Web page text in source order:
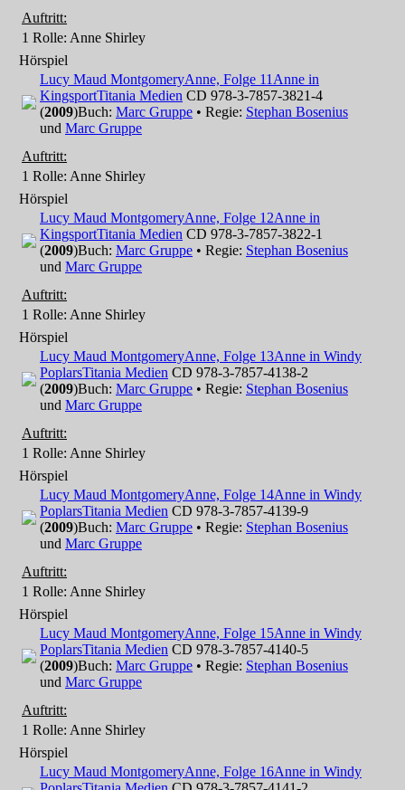
Auftritt:
1 Rolle: Anne Shirley
Hörspiel
Lucy Maud MontgomeryAnne, Folge 11 Anne in
KingsportTitania Medien CD 978-3-7857-3821-4
(2009)Buch: Marc Gruppe • Regie: Stephan Bosenius
und Marc Gruppe
Auftritt:
1 Rolle: Anne Shirley
Hörspiel
Lucy Maud MontgomeryAnne, Folge 12Anne in
KingsportTitania Medien CD 978-3-7857-3822-1
(2009)Buch: Marc Gruppe • Regie: Stephan Bosenius
und Marc Gruppe
Auftritt:
1 Rolle: Anne Shirley
Hörspiel
Lucy Maud MontgomeryAnne, Folge 13Anne in Windy
PoplarsTitania Medien CD 978-3-7857-4138-2
(2009)Buch: Marc Gruppe • Regie: Stephan Bosenius
und Marc Gruppe
Auftritt:
1 Rolle: Anne Shirley
Hörspiel
Lucy Maud MontgomeryAnne, Folge 14Anne in Windy
PoplarsTitania Medien CD 978-3-7857-4139-9
(2009)Buch: Marc Gruppe • Regie: Stephan Bosenius
und Marc Gruppe
Auftritt:
1 Rolle: Anne Shirley
Hörspiel
Lucy Maud MontgomeryAnne, Folge 15Anne in Windy
PoplarsTitania Medien CD 978-3-7857-4140-5
(2009)Buch: Marc Gruppe • Regie: Stephan Bosenius
und Marc Gruppe
Auftritt:
1 Rolle: Anne Shirley
Hörspiel
Lucy Maud MontgomeryAnne, Folge 16Anne in Windy